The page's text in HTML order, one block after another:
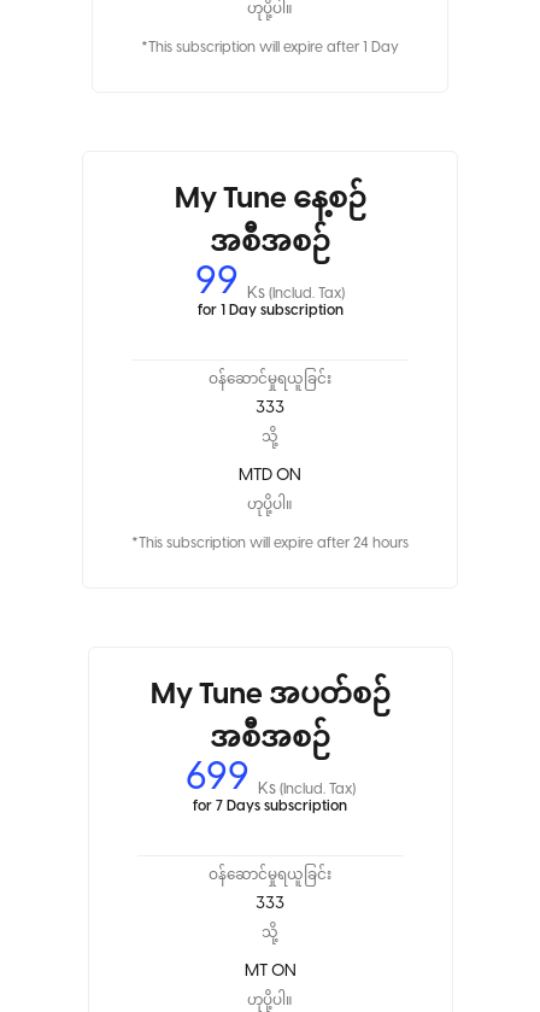
ဟုပို့ပါ။
*This subscription will expire after 1 Day
My Tune နေ့စဉ်
အစီအစဉ်
99 Ks (Includ. Tax)
for 1 Day subscription
ဝန်ဆောင်မှုရယူခြင်း
333
သို့
MTD ON
ဟုပို့ပါ။
*This subscription will expire after 24 hours
My Tune အပတ်စဉ်
အစီအစဉ်
699 Ks (Includ. Tax)
for 7 Days subscription
ဝန်ဆောင်မှုရယူခြင်း
333
သို့
MT ON
ဟုပို့ပါ။